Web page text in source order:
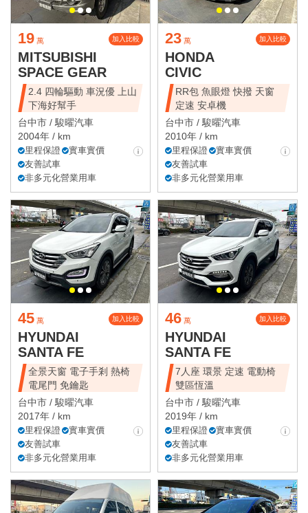
19 萬 加入比較
MITSUBISHI
SPACE GEAR
2.4 四輪驅動 車況優 上山
下海好幫手
台中市 /駿曜汽車
2004年 / km
里程保證
實車實價
友善試車
非多元化營業用車
23 萬 加入比較
HONDA
CIVIC
RR包 魚眼燈 快撥 天窗
定速 安卓機
台中市 /駿曜汽車
2010年 / km
里程保證
實車實價
友善試車
非多元化營業用車
45 萬 加入比較
HYUNDAI
SANTA FE
全景天窗 電子手剎 熱椅
電尾門 免鑰匙
台中市 /駿曜汽車
2017年 / km
里程保證
實車實價
友善試車
非多元化營業用車
46 萬 加入比較
HYUNDAI
SANTA FE
7人座 環景 定速 電動椅
雙區恆溫
台中市 /駿曜汽車
2019年 / km
里程保證
實車實價
友善試車
非多元化營業用車